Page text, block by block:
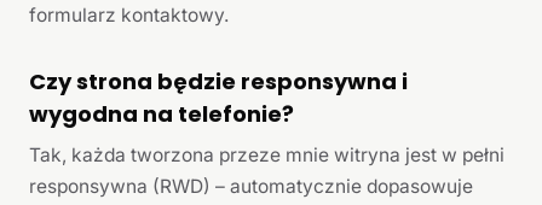
formularz kontaktowy.
Czy strona będzie responsywna i
wygodna na telefonie?
Tak, każda tworzona przeze mnie witryna jest w pełni
responsywna (RWD) – automatycznie dopasowuje